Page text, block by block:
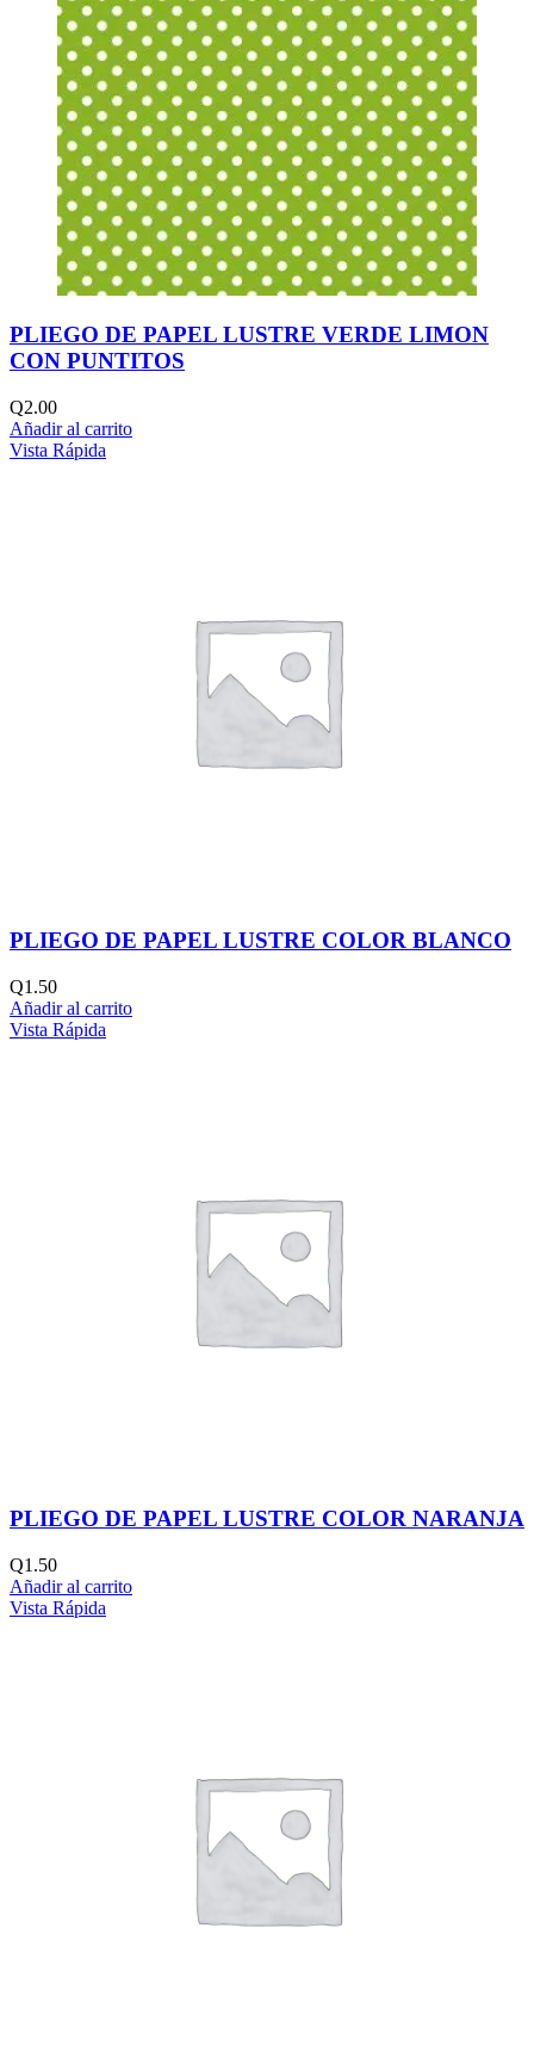
PLIEGO DE PAPEL LUSTRE VERDE LIMON
CON PUNTITOS
Q2.00
Añadir al carrito
Vista Rápida
PLIEGO DE PAPEL LUSTRE COLOR BLANCO
Q1.50
Añadir al carrito
Vista Rápida
PLIEGO DE PAPEL LUSTRE COLOR NARANJA
Q1.50
Añadir al carrito
Vista Rápida